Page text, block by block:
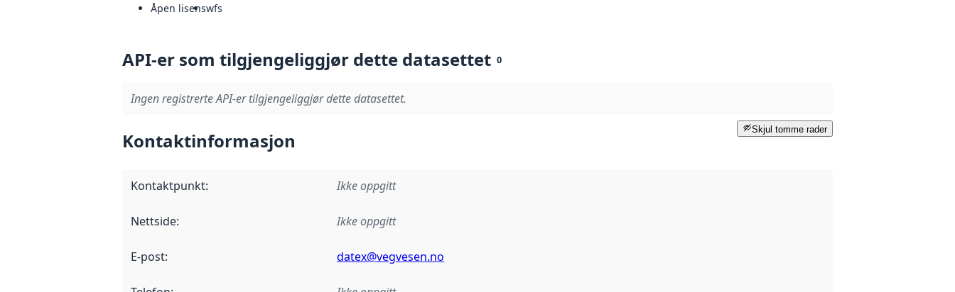
Åpen lisenswfs
API-er som tilgjengeliggjør dette datasettet 0
Ingen registrerte API-er tilgjengeliggjør dette datasettet.
Skjul tomme rader
Kontaktinformasjon
Kontaktpunkt: Ikke oppgitt
Nettside: Ikke oppgitt
E-post: datex@vegvesen.no